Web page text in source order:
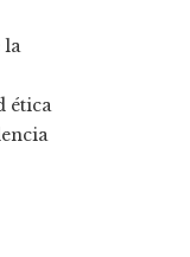
la
ética